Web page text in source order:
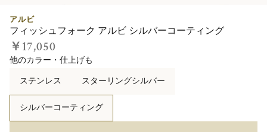
アルビ
フィッシュフォーク アルビ シルバーコーティング
￥17,050
他のカラー・仕上げも
ステンレス
スターリングシルバー
シルバーコーティング